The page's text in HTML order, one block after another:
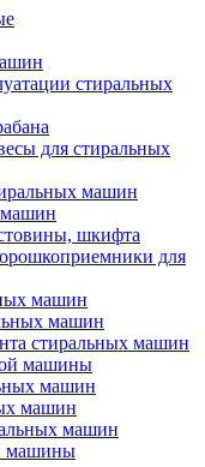
стиральных
для стиральных
машин
машин
шкифта
для
машин
машин
стиральных машин
машины
машин
машин
машин
машины